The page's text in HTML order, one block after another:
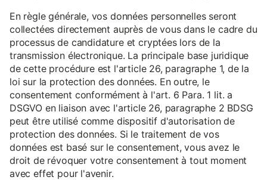
En règle générale, vos données personnelles seront
collectées directement auprès de vous dans le cadre du
processus de candidature et cryptées lors de la
transmission électronique. La principale base juridique
de cette procédure est l'article 26, paragraphe 1, de la
loi sur la protection des données. En outre, le
consentement conformément à l'art. 6 Para. 1 lit. a
DSGVO en liaison avec l'article 26, paragraphe 2 BDSG
peut être utilisé comme dispositif d'autorisation de
protection des données. Si le traitement de vos
données est basé sur le consentement, vous avez le
droit de révoquer votre consentement à tout moment
avec effet pour l'avenir.